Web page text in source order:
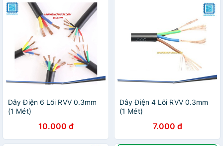
Dây Điện 6 Lõi RVV 0.3mm
(1 Mét)
10.000 đ
Dây Điện 4 Lõi RVV 0.3mm
(1 Mét)
7.000 đ